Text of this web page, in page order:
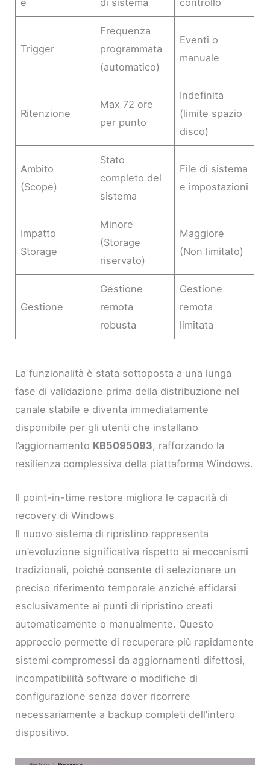
e di sistema controllo
Trigger
Frequenza
programmata
(automatico)
Eventi o
manuale
Ritenzione
Max 72 ore
per punto
Indefinita
(limite spazio
disco)
Ambito
(Scope)
Stato
completo del
sistema
File di sistema
e impostazioni
Impatto
Storage
Minore
(Storage
riservato)
Maggiore
(Non limitato)
Gestione
Gestione
remota
robusta
Gestione
remota
limitata
La funzionalità è stata sottoposta a una lunga
fase di validazione prima della distribuzione nel
canale stabile e diventa immediatamente
disponibile per gli utenti che installano
l’aggiornamento KB5095093, rafforzando la
resilienza complessiva della piattaforma Windows.
Il point-in-time restore migliora le capacità di
recovery di Windows
Il nuovo sistema di ripristino rappresenta
un’evoluzione significativa rispetto ai meccanismi
tradizionali, poiché consente di selezionare un
preciso riferimento temporale anziché affidarsi
esclusivamente ai punti di ripristino creati
automaticamente o manualmente. Questo
approccio permette di recuperare più rapidamente
sistemi compromessi da aggiornamenti difettosi,
incompatibilità software o modifiche di
configurazione senza dover ricorrere
necessariamente a backup completi dell’intero
dispositivo.